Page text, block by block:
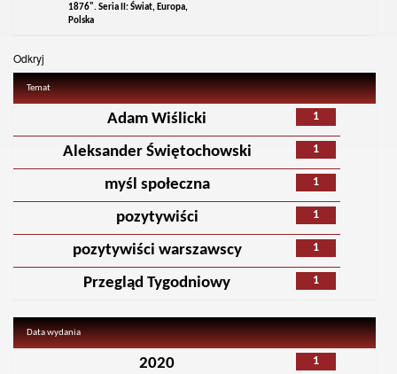
1876". Seria II: Świat, Europa,
Polska
Odkryj
Temat
1
Adam Wiślicki
1
Aleksander Świętochowski
1
myśl społeczna
1
pozytywiści
1
pozytywiści warszawscy
1
Przegląd Tygodniowy
Data wydania
1
2020